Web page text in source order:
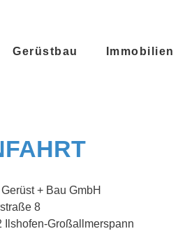
Gerüstbau Immobilien
+ Bau GmbH
8
Ilshofen-Großallmerspann